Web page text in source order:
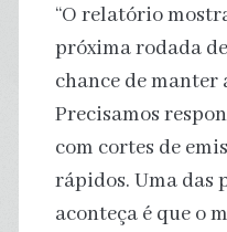
“O relatório
próxima rodada
chance de manter
Precisamos
com cortes de
rápidos. Uma das
aconteça é que o